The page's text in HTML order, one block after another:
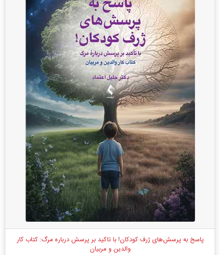
پاسخ به پرسش‌های ژرف کودکان! با تاکید بر پرسش‌ درباره مرگ: کتاب کار
والدین و مربیان